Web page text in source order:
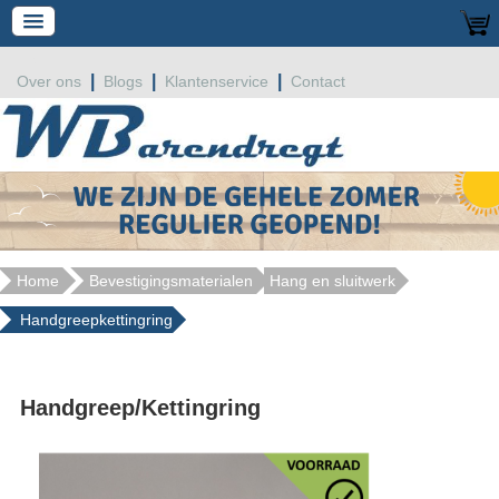
Over ons Blogs Klantenservice Contact
Home Bevestigingsmaterialen Hang en sluitwerk
Handgreepkettingring
Handgreep/Kettingring